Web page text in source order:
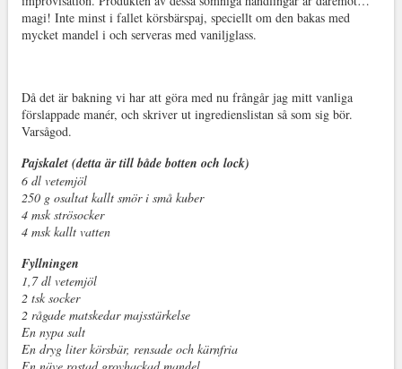
magi! Inte minst i fallet körsbärspaj, speciellt om den bakas med
mycket mandel i och serveras med vaniljglass.
Då det är bakning vi har att göra med nu frångår jag mitt vanliga
förslappade manér, och skriver ut ingredienslistan så som sig bör.
Varsågod.
Pajskalet (detta är till både botten och lock)
6 dl vetemjöl
250 g osaltat kallt smör i små kuber
4 msk strösocker
4 msk kallt vatten
Fyllningen
1,7 dl vetemjöl
2 tsk socker
2 rågade matskedar majsstärkelse
En nypa salt
En dryg liter körsbär, rensade och kärnfria